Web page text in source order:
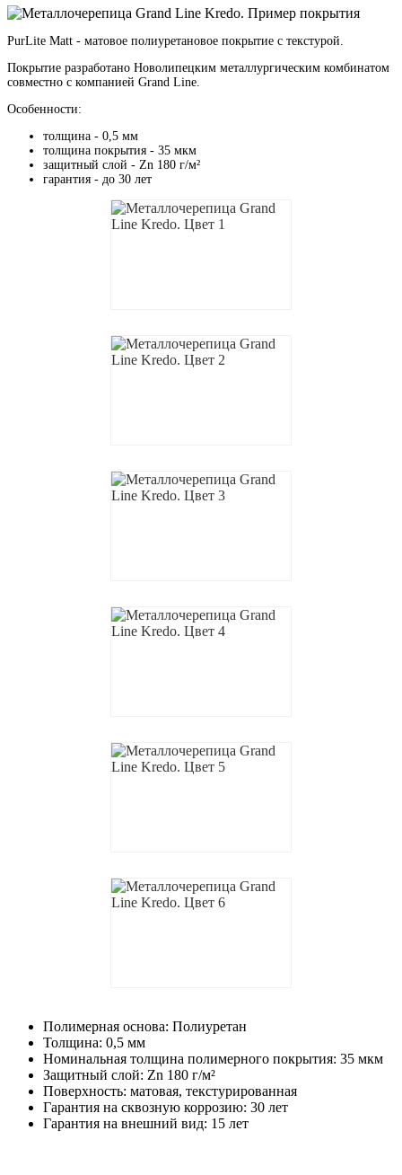
PurLite Matt - матовое полиуретановое покрытие с текстурой.
Покрытие разработано Новолипецким металлургическим комбинатом
совместно с компанией Grand Line.
Особенности:
толщина - 0,5 мм
толщина покрытия - 35 мкм
защитный слой - Zn 180 г/м²
гарантия - до 30 лет
Полимерная основа: Полиуретан
Толщина: 0,5 мм
Номинальная толщина полимерного покрытия: 35 мкм
Защитный слой: Zn 180 г/м²
Поверхность: матовая, текстурированная
Гарантия на сквозную коррозию: 30 лет
Гарантия на внешний вид: 15 лет